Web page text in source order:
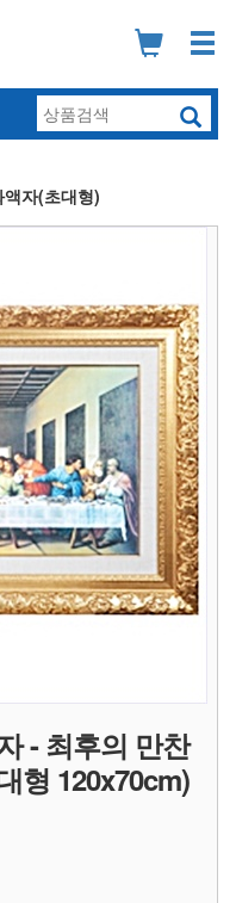
액자(초대형)
- 최후의 만찬
형 120x70cm)